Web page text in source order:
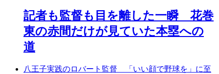
記者も監督も目を離した一瞬 花巻
東の赤間だけが見ていた本塁への
道
八王子実践のロバート監督 「いい顔で野球を」に至